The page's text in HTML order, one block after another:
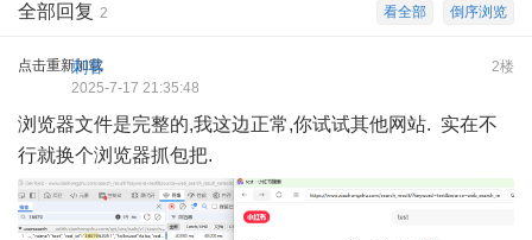
倒序浏览
看全部
全部回复 2
点击重新加载 2楼
刺客
2025-7-17 21:35:48
浏览器文件是完整的,我这边正常,你试试其他网站. 实在不
行就换个浏览器抓包把.